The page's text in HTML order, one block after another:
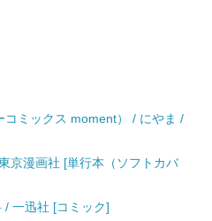
コミックス moment） / にやま /
京漫画社 [単行本（ソフトカバ
/ 一迅社 [コミック]